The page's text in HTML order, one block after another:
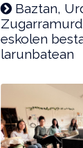
Baztan,
eskolen
larunbatean